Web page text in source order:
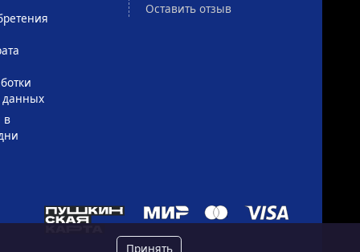
данных
в
Оставить отзыв
Принять